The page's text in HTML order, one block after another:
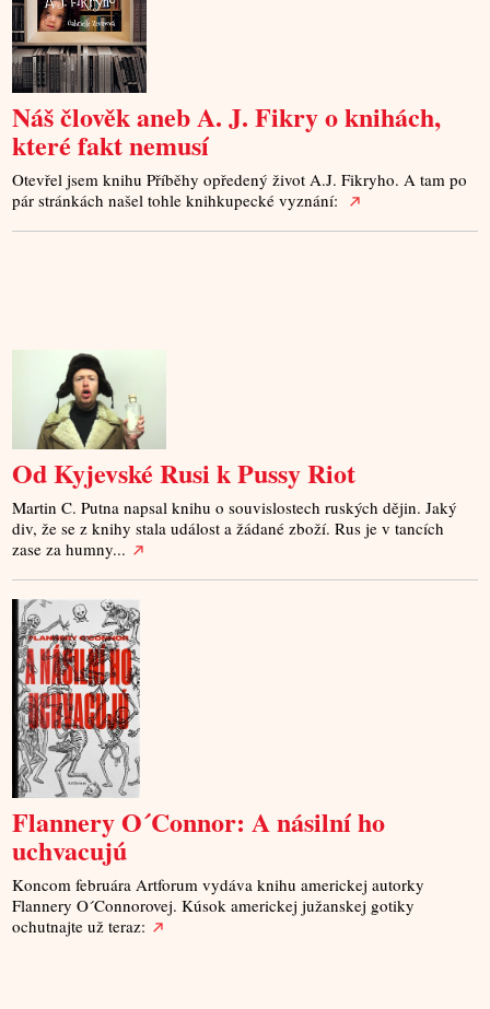
Náš člověk aneb A. J. Fikry o knihách,
které fakt nemusí
Otevřel jsem knihu Příběhy opředený život A.J. Fikryho. A tam po
pár stránkách našel tohle knihkupecké vyznání:
Od Kyjevské Rusi k Pussy Riot
Martin C. Putna napsal knihu o souvislostech ruských dějin. Jaký
div, že se z knihy stala událost a žádané zboží. Rus je v tancích
zase za humny...
Flannery O´Connor: A násilní ho
uchvacujú
Koncom februára Artforum vydáva knihu americkej autorky
Flannery O´Connorovej. Kúsok americkej južanskej gotiky
ochutnajte už teraz: